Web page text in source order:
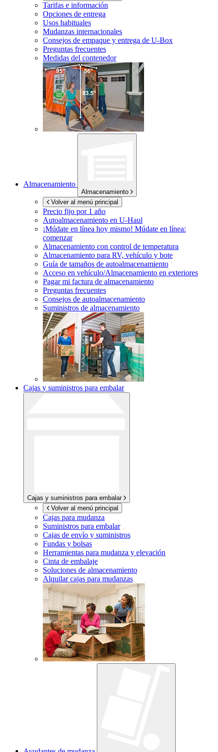
Tarifas e información
Opciones de entrega
Usos habituales
Mudanzas internacionales
Consejos de empaque y entrega de U-Box
Preguntas frecuentes
Medidas del contenedor
Almacenamiento
Almacenamiento
Volver al menú principal
Precio fijo por 1 año
Autoalmacenamiento en U-Haul
¡Múdate en línea hoy mismo! Múdate en línea:
comenzar
Almacenamiento con control de temperatura
Almacenamiento para RV, vehículo y bote
Guía de tamaños de autoalmacenamiento
Acceso en vehículo/Almacenamiento en exteriores
Pagar mi factura de almacenamiento
Preguntas frecuentes
Consejos de autoalmacenamiento
Suministros de almacenamiento
Cajas y suministros para embalar
Cajas y suministros para embalar
Volver al menú principal
Cajas para mudanza
Suministros para embalar
Cajas de envío y suministros
Fundas y bolsas
Herramientas para mudanza y elevación
Cinta de embalaje
Soluciones de almacenamiento
Alquilar cajas para mudanzas